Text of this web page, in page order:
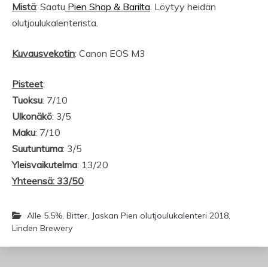
Mistä: Saatu Pien Shop & Barilta. Löytyy heidän
olutjoulukalenterista.
Kuvausvekotin: Canon EOS M3
Pisteet:
Tuoksu: 7/10
Ulkonäkö: 3/5
Maku: 7/10
Suutuntuma: 3/5
Yleisvaikutelma: 13/20
Yhteensä: 33/50
Alle 5.5%, Bitter, Jaskan Pien olutjoulukalenteri 2018,
Linden Brewery